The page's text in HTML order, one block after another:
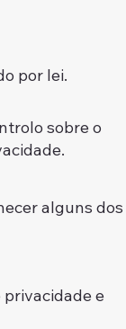
por lei.
sobre o
alguns dos
privacidade e